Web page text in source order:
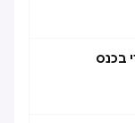
בכנס